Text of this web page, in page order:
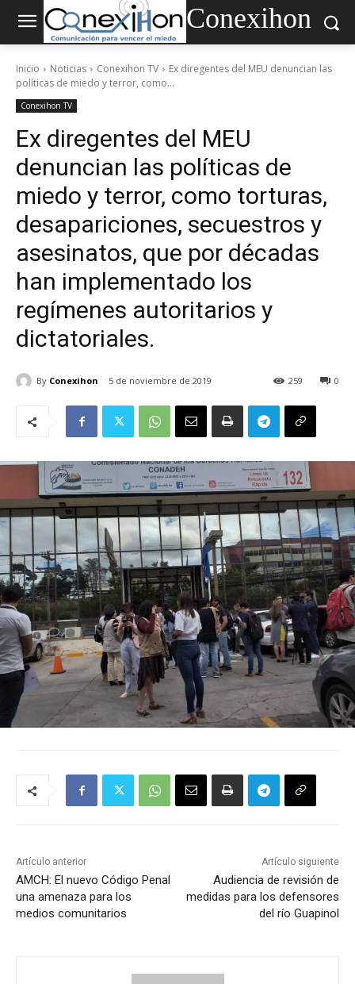
Conexihon
Inicio Noticias Conexihon TV
Ex diregentes del MEU denuncian las
políticas de miedo y terror, como...
Conexihon TV
Ex diregentes del MEU
denuncian las políticas de
miedo y terror, como torturas,
desapariciones, secuestros y
asesinatos, que por décadas
han implementado los
regímenes autoritarios y
dictatoriales.
By Conexihon 5 de noviembre de 2019 0
259
Artículo anterior
AMCH: El nuevo Código Penal
una amenaza para los
medios comunitarios
Artículo siguiente
Audiencia de revisión de
medidas para los defensores
del río Guapinol